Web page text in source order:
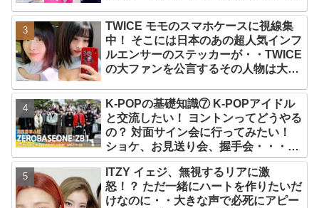
TWICE モモのスマホケースに視線集
中！ そこには日本のあの超人気インフ
ルエンサーのステッカーが・・TWICE
の大ファンを公言するその人物は大よ
と話題沸騰
K-POPの基礎知識⑦ K-POPアイドル
と交流したい！ ヨントンってどうやる
の？ 対面サイン会に行ってみたい！
ショケ、お見送り会、握手会・・・リ
リースイベントあれこれを紹介
ITZY イェジ、無視するリアに激
怒！？ ただ一緒にハートを作りたいだ
けなのに・・大きな声で必死にアピー